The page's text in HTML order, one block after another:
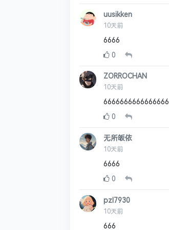
uusikken
10天前
6666
0
ZORROCHAN
10天前
6666666666666666
0
无所皈依
10天前
6666
0
pzl7930
10天前
666